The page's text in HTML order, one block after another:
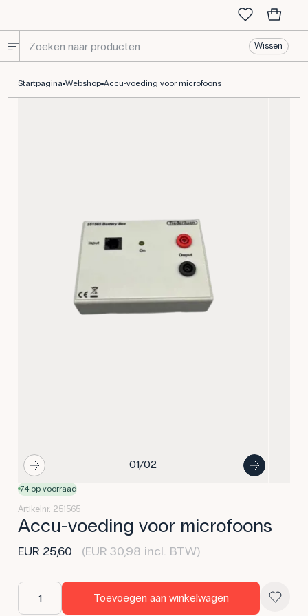
Wissen
Startpagina Webshop Accu-voeding voor microfoons
01/02
74 op voorraad
Artikelnr. 251565
Accu-voeding voor microfoons
EUR 25,60 (EUR 30,98 incl. BTW)
Toevoegen aan winkelwagen